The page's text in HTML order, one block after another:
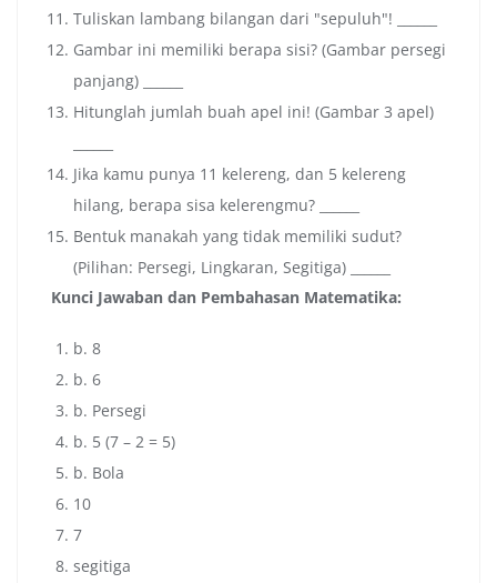
Tuliskan lambang bilangan dari "sepuluh"! ______
Gambar ini memiliki berapa sisi? (Gambar persegi
panjang) ______
Hitunglah jumlah buah apel ini! (Gambar 3 apel)
Jika kamu punya 11 kelereng, dan 5 kelereng
hilang, berapa sisa kelerengmu? ______
Bentuk manakah yang tidak memiliki sudut?
(Pilihan: Persegi, Lingkaran, Segitiga) ______
Kunci Jawaban dan Pembahasan Matematika:
b. 8
b. 6
b. Persegi
b. 5 (7 – 2 = 5)
b. Bola
10
7
segitiga